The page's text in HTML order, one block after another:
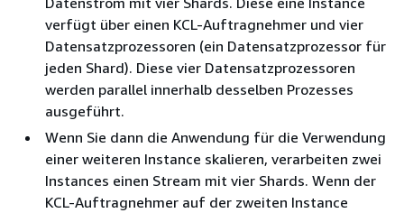
verfügt über einen KCL-Auftragnehmer und vier
Datensatzprozessoren (ein Datensatzprozessor für
jeden Shard). Diese vier Datensatzprozessoren
werden parallel innerhalb desselben Prozesses
ausgeführt.
Wenn Sie dann die Anwendung für die Verwendung
einer weiteren Instance skalieren, verarbeiten zwei
Instances einen Stream mit vier Shards. Wenn der
KCL-Auftragnehmer auf der zweiten Instance